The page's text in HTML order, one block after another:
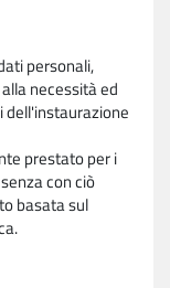
personali,
necessità ed
prestato per i
con ciò
basata sul